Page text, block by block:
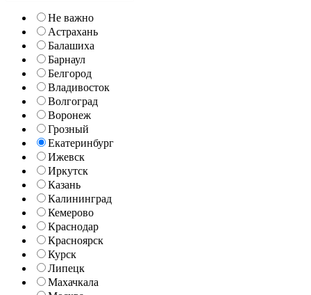
Не важно
Астрахань
Балашиха
Барнаул
Белгород
Владивосток
Волгоград
Воронеж
Грозный
Екатеринбург
Ижевск
Иркутск
Казань
Калининград
Кемерово
Краснодар
Красноярск
Курск
Липецк
Махачкала